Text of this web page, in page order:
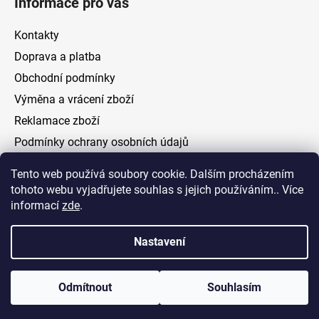
Tento web používá soubory cookie. Dalším procházením
tohoto webu vyjadřujete souhlas s jejich používáním.. Více
informací zde.
Nastavení
Odmítnout Souhlasím
Kontakty
Doprava a platba
Obchodní podmínky
Výměna a vrácení zboží
Reklamace zboží
Podmínky ochrany osobních údajů
Facebook
Vytvořil Shoptet
Copyright 2026ELOAS.cz
. Všechna práva vyhrazena.
Upravit nastavení cookies